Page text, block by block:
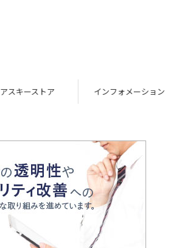
アスキーストア インフォメーション